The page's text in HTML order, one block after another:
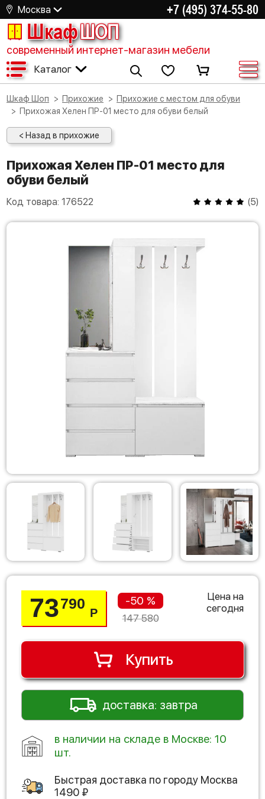
Москва +7 (495) 374-55-80
ШкафШОП
современный интернет-магазин мебели
Каталог
Шкаф Шоп Прихожие
Прихожие с местом для обуви
Прихожая Хелен ПР-01 место для обуви белый
< Назад в прихожие
Прихожая Хелен ПР-01 место для
обуви белый
Код товара: 176522 (5)
73790
Р
-50 %
147 580
Цена на
сегодня
Купить
доставка: завтра
в наличии на складе в Москве: 10
шт.
Быстрая доставка по городу Москва
1490 ₽